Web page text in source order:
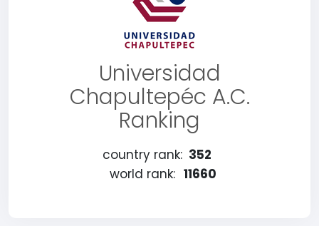
Universidad
Chapultepéc A.C.
Ranking
country rank: 352
world rank: 11660